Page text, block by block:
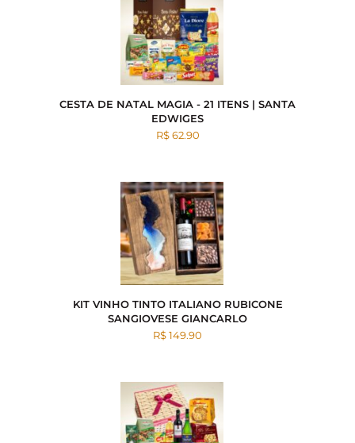
CESTA DE NATAL MAGIA - 21 ITENS | SANTA
EDWIGES
R$ 62.90
KIT VINHO TINTO ITALIANO RUBICONE
SANGIOVESE GIANCARLO
R$ 149.90